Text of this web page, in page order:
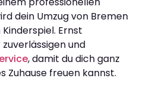
dein Umzug von Bremen
Ernst
und
, damit du dich ganz
Zuhause freuen kannst.